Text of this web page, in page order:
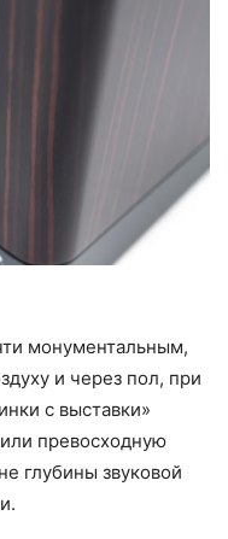
монументальным,
и через пол, при
с выставки»
превосходную
глубины звуковой